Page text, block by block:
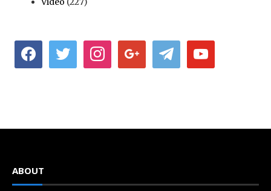
facebook twitter instagramgoogle telegram youtube
ABOUT